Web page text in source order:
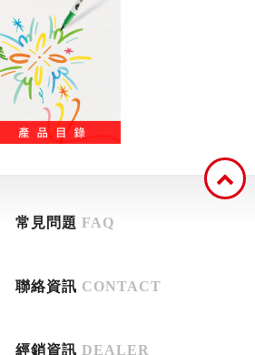
常見問題 FAQ
聯絡資訊 CONTACT
經銷資訊 DEALER